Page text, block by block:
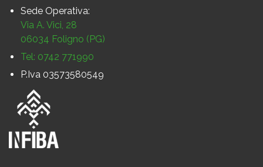
Sede Operativa:
Via A. Vici, 28
06034 Foligno (PG)
Tel: 0742 771990
P.Iva 03573580549